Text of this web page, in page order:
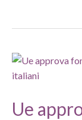
ridotte
rese
Ue